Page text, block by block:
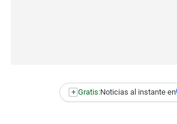
+ Gratis:Noticias al instante en